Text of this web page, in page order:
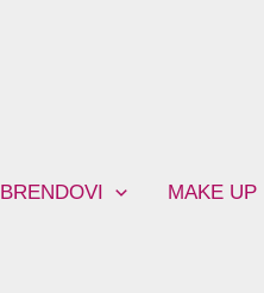
BRENDOVI MAKE UP